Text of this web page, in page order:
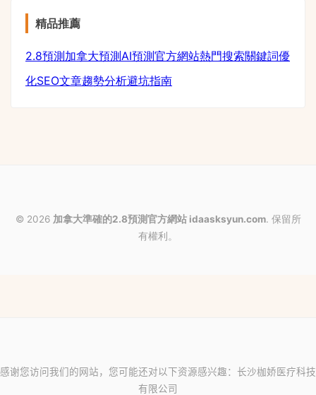
精品推薦
2.8預測 加拿大預測AI預測官方網站熱門搜索關鍵詞優
化SEO文章趨勢分析避坑指南
© 2026 加拿大準確的2.8預測官方網站 idaasksyun.com. 保留所
有權利。
感谢您访问我们的网站，您可能还对以下资源感兴趣：长沙枷娇医疗科技
有限公司